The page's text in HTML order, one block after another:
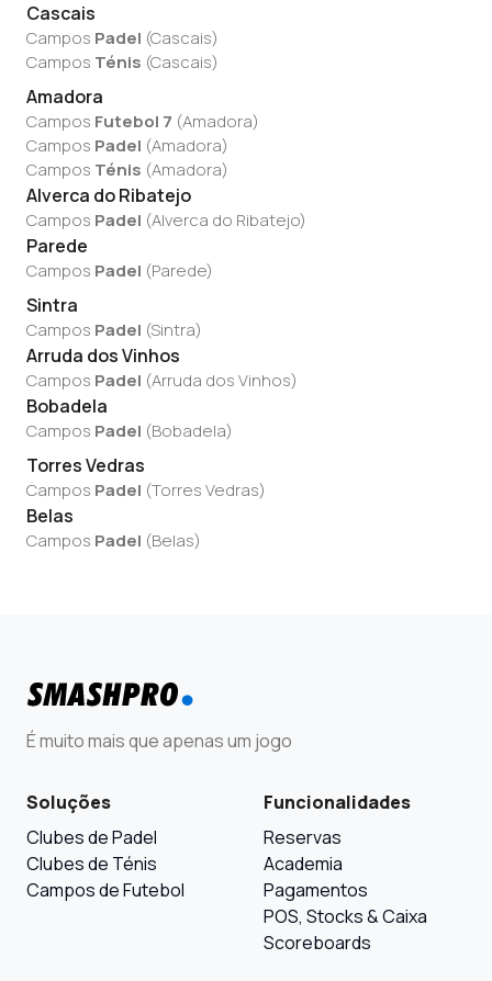
Cascais
Campos Padel (Cascais)
Campos Ténis (Cascais)
Amadora
Campos Futebol 7 (Amadora)
Campos Padel (Amadora)
Campos Ténis (Amadora)
Alverca do Ribatejo
Campos Padel (Alverca do Ribatejo)
Parede
Campos Padel (Parede)
Sintra
Campos Padel (Sintra)
Arruda dos Vinhos
Campos Padel (Arruda dos Vinhos)
Bobadela
Campos Padel (Bobadela)
Torres Vedras
Campos Padel (Torres Vedras)
Belas
Campos Padel (Belas)
É muito mais que apenas um jogo
Soluções
Clubes de Padel
Clubes de Ténis
Campos de Futebol
Funcionalidades
Reservas
Academia
Pagamentos
POS, Stocks & Caixa
Scoreboards